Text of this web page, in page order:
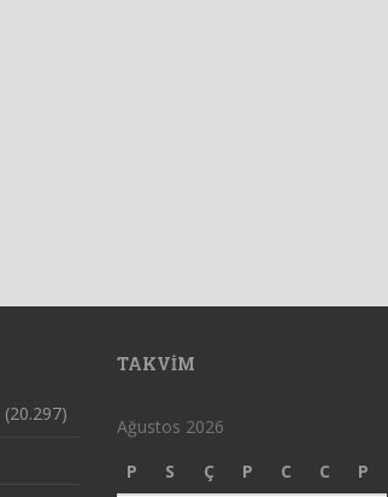
(20.297)
TAKVIM
Ağustos 2026
P
S Ç P C C P